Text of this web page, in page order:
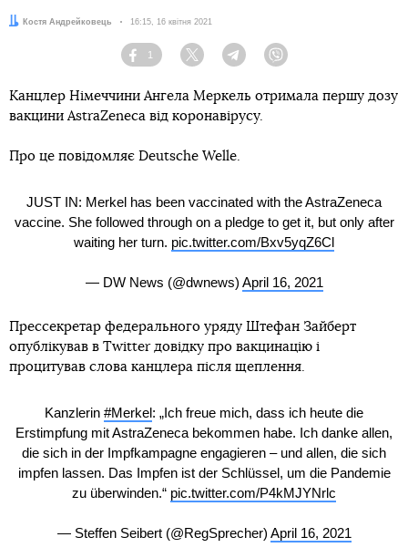
Автор:Костя Андрейковець Дата:
16:15, 16 квітня 2021
Facebook
1
Twitter TelegramViber
Канцлер Німеччини Ангела Меркель отримала першу дозу
вакцини AstraZeneca від коронавірусу.
Про це повідомляє Deutsche Welle.
JUST IN: Merkel has been vaccinated with the AstraZeneca
vaccine. She followed through on a pledge to get it, but only after
waiting her turn. pic.twitter.com/Bxv5yqZ6Cl
— DW News (@dwnews) April 16, 2021
Прессекретар федерального уряду Штефан Зайберт
опублікував в Twitter довідку про вакцинацію і
процитував слова канцлера після щеплення.
Kanzlerin #Merkel: „Ich freue mich, dass ich heute die
Erstimpfung mit AstraZeneca bekommen habe. Ich danke allen,
die sich in der Impfkampagne engagieren – und allen, die sich
impfen lassen. Das Impfen ist der Schlüssel, um die Pandemie
zu überwinden.“ pic.twitter.com/P4kMJYNrlc
— Steffen Seibert (@RegSprecher) April 16, 2021